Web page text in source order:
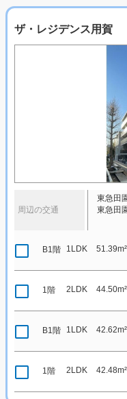
ザ・レジデンス用賀
周辺の交通
東急田
東急田
B1階 1LDK 51.39m²
1階 2LDK 44.50m²
B1階 1LDK 42.62m²
1階 2LDK 42.48m²